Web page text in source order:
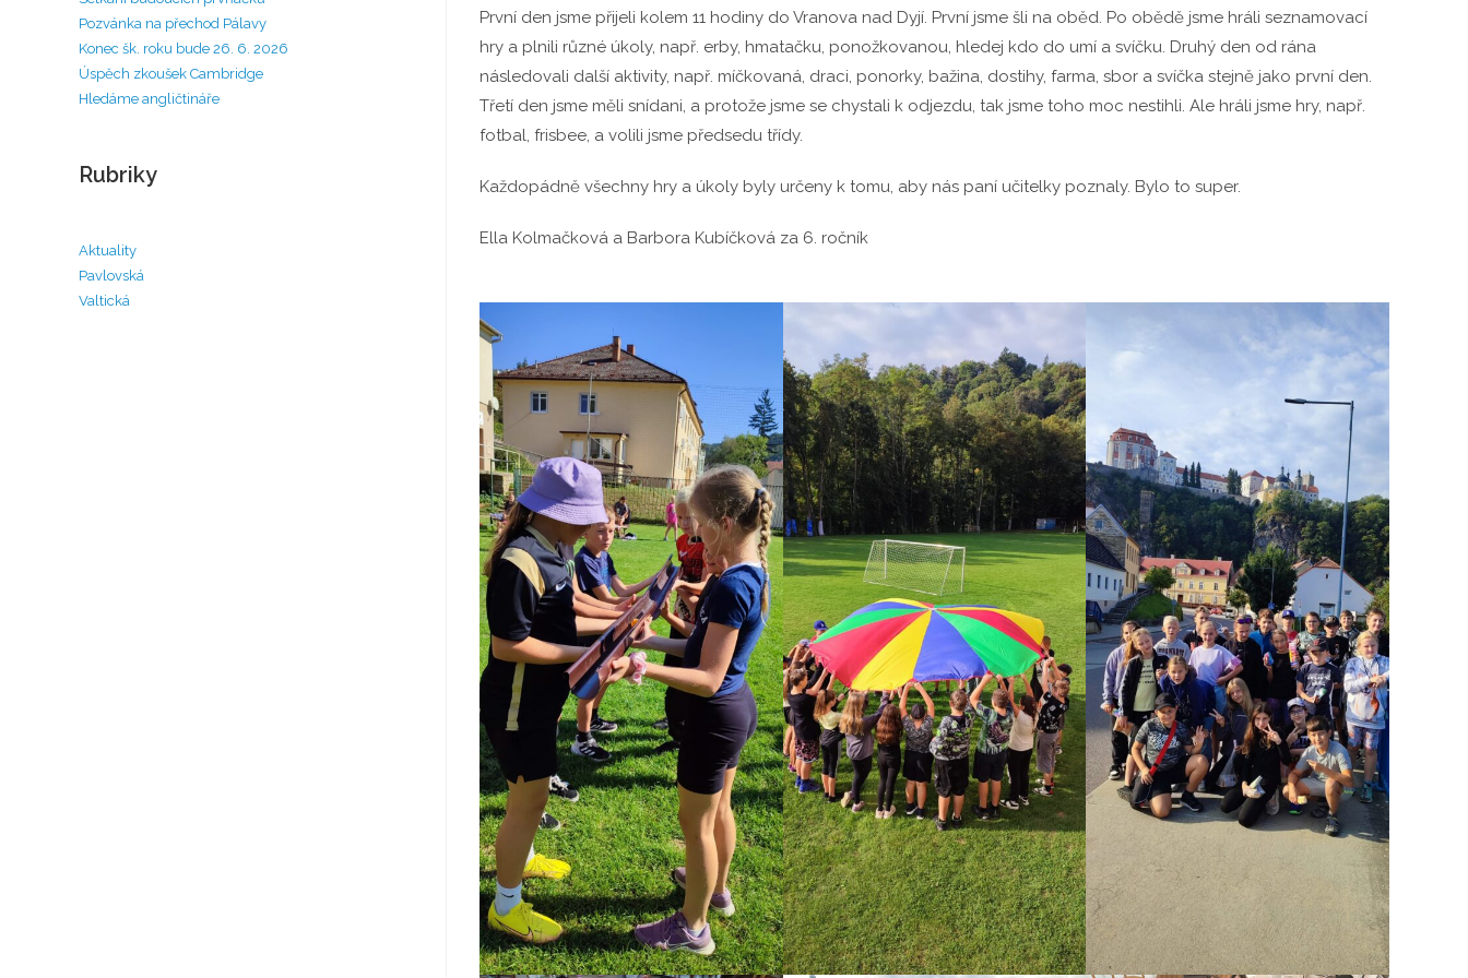
První den jsme přijeli kolem 11 hodiny do Vranova nad Dyjí. První jsme šli na oběd. Po obědě jsme hráli seznamovací
hry a plnili různé úkoly, např. erby, hmatačku, ponožkovanou, hledej kdo do umí a svíčku. Druhý den od rána
následovali další aktivity, např. míčkovaná, draci, ponorky, bažina, dostihy, farma, sbor a svíčka stejně jako první den.
Třetí den jsme měli snídani, a protože jsme se chystali k odjezdu, tak jsme toho moc nestihli. Ale hráli jsme hry, např.
fotbal, frisbee, a volili jsme předsedu třídy.
Každopádně všechny hry a úkoly byly určeny k tomu, aby nás paní učitelky poznaly. Bylo to super.
Ella Kolmačková a Barbora Kubíčková za 6. ročník
Pozvánka na přechod Pálavy
Konec šk. roku bude 26. 6. 2026
Úspěch zkoušek Cambridge
Hledáme angličtináře
Rubriky
Aktuality
Pavlovská
Valtická